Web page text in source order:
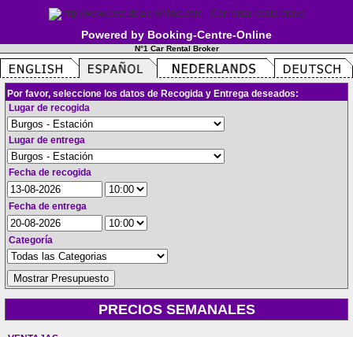
Powered by Booking-Centre-Online
N°1 Car Rental Broker
Por favor, seleccione los datos de Recogida y Entrega deseados:
Lugar de recogida
Lugar de entrega
Fecha de recogida
Fecha de entrega
Categoría
PRECIOS SEMANALES